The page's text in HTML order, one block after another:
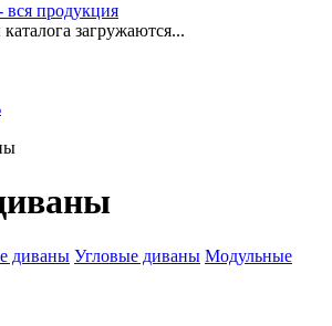
продукция
загружаются...
диваны Угловые диваны Модульные